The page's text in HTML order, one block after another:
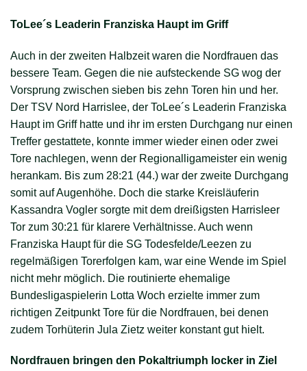
ToLee´s Leaderin Franziska Haupt im Griff
Auch in der zweiten Halbzeit waren die Nordfrauen das
bessere Team. Gegen die nie aufsteckende SG wog der
Vorsprung zwischen sieben bis zehn Toren hin und her.
Der TSV Nord Harrislee, der ToLee´s Leaderin Franziska
Haupt im Griff hatte und ihr im ersten Durchgang nur einen
Treffer gestattete, konnte immer wieder einen oder zwei
Tore nachlegen, wenn der Regionalligameister ein wenig
herankam. Bis zum 28:21 (44.) war der zweite Durchgang
somit auf Augenhöhe. Doch die starke Kreisläuferin
Kassandra Vogler sorgte mit dem dreißigsten Harrisleer
Tor zum 30:21 für klarere Verhältnisse. Auch wenn
Franziska Haupt für die SG Todesfelde/Leezen zu
regelmäßigen Torerfolgen kam, war eine Wende im Spiel
nicht mehr möglich. Die routinierte ehemalige
Bundesligaspielerin Lotta Woch erzielte immer zum
richtigen Zeitpunkt Tore für die Nordfrauen, bei denen
zudem Torhüterin Jula Zietz weiter konstant gut hielt.
Nordfrauen bringen den Pokaltriumph locker in Ziel